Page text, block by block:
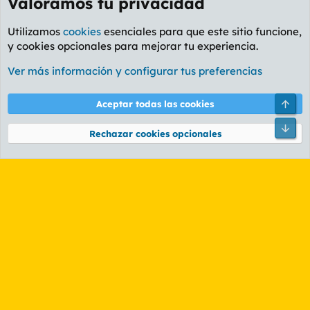
Foro Política
Cookies
PL OLDSTYLE AMARILLO
Términos y reglas Política de privacidad Ayuda
Community platform by XenForo® © 2010-2026 XenForo Ltd.
Utilizamos cookies esenciales para que este sitio funcione,
y cookies opcionales para mejorar tu experiencia.
Ver más información y configurar tus preferencias
Aceptar todas las cookies
Rechazar cookies opcionales
Pie